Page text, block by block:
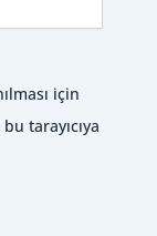
için
tarayıcıya